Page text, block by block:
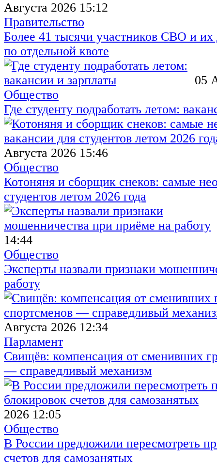
Августа 2026 15:12
Правительство
Более 41 тысячи участников СВО и их
по отдельной квоте
05
Общество
Где студенту подработать летом:
Августа 2026 15:46
Общество
Котоняня и сборщик снеков: самые
студентов летом 2026 года
14:44
Общество
Эксперты назвали признаки
работу
Августа 2026 12:34
Парламент
Свищёв: компенсация от сменивших
— справедливый механизм
2026 12:05
Общество
В России предложили пересмотреть
счетов для самозанятых